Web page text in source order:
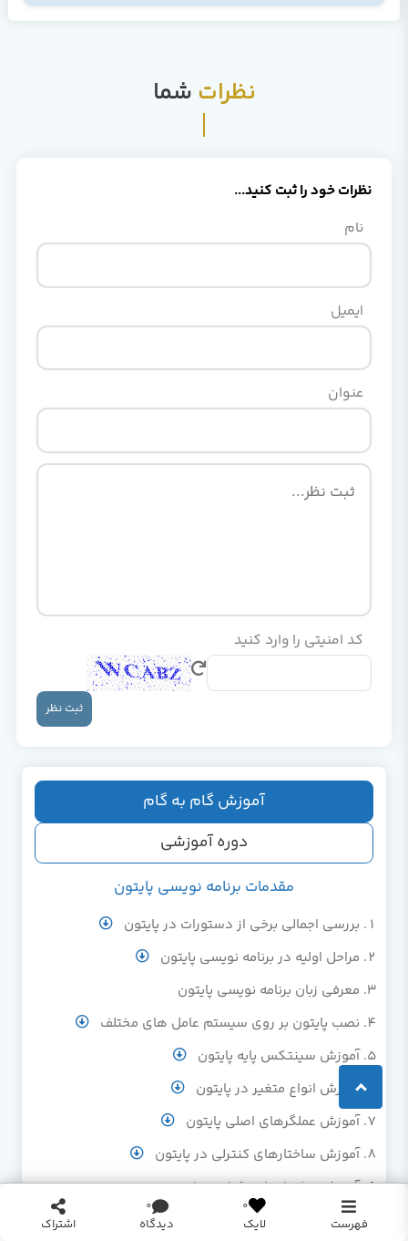
فهرست
0
لایک
0
دیدگاه اشتراک
آموزش گام به گام
دوره آموزشی
مقدمات برنامه نویسی پایتون
بررسی اجمالی برخی از دستورات در پایتون
مراحل اولیه در برنامه نویسی پایتون
معرفی زبان برنامه نویسی پایتون
نصب پایتون بر روی سیستم عامل های مختلف
آموزش سینتکس پایه پایتون
آموزش انواع متغیر در پایتون
آموزش عملگرهای اصلی پایتون
آموزش ساختارهای کنترلی در پایتون
آموزش ساختارهای تکرار در پایتون
آموزش اعداد در پایتون
نظرات شما
نظرات خود را ثبت کنید...
نام
ایمیل
عنوان
کد امنیتی را وارد کنید
ثبت نظر